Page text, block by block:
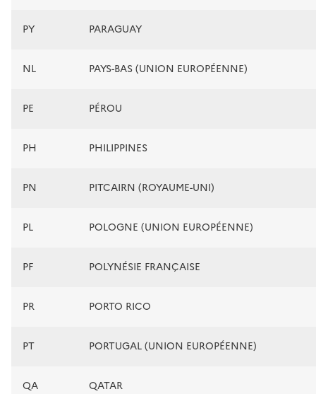
PY PARAGUAY
NL PAYS-BAS (UNION EUROPÉENNE)
PE PÉROU
PH PHILIPPINES
PN PITCAIRN (ROYAUME-UNI)
PL POLOGNE (UNION EUROPÉENNE)
PF POLYNÉSIE FRANÇAISE
PR PORTO RICO
PT PORTUGAL (UNION EUROPÉENNE)
QA QATAR